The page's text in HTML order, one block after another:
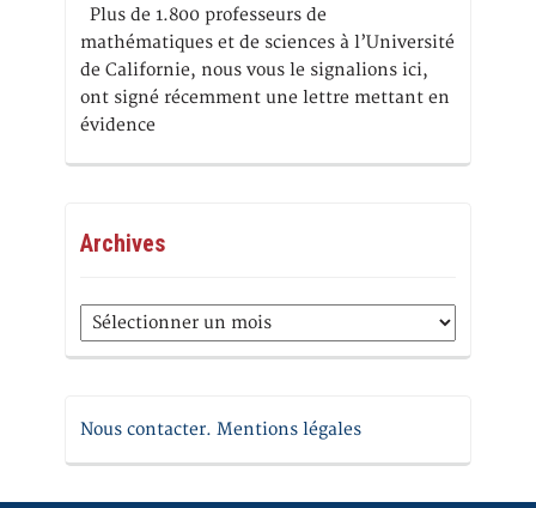
Plus de 1.800 professeurs de
mathématiques et de sciences à l’Université
de Californie, nous vous le signalions ici,
ont signé récemment une lettre mettant en
évidence
Archives
Archives
Nous contacter. Mentions légales